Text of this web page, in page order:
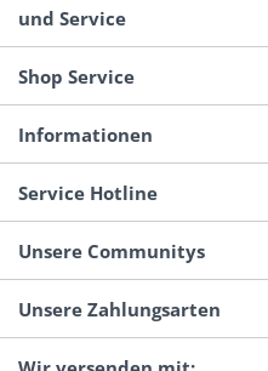
und Service
Shop Service
Informationen
Service Hotline
Unsere Communitys
Unsere Zahlungsarten